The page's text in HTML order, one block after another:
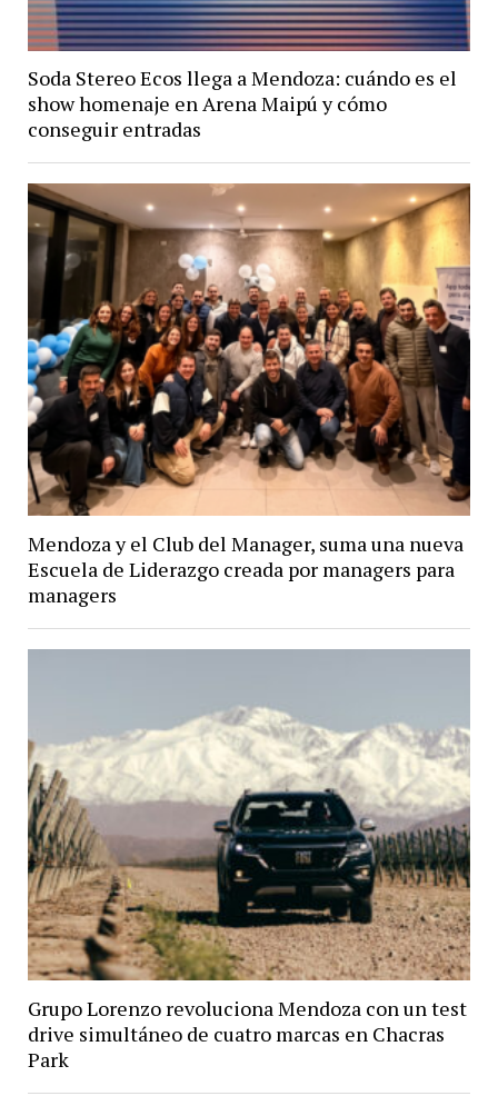
Soda Stereo Ecos llega a Mendoza: cuándo es el
show homenaje en Arena Maipú y cómo
conseguir entradas
Mendoza y el Club del Manager, suma una nueva
Escuela de Liderazgo creada por managers para
managers
Grupo Lorenzo revoluciona Mendoza con un test
drive simultáneo de cuatro marcas en Chacras
Park